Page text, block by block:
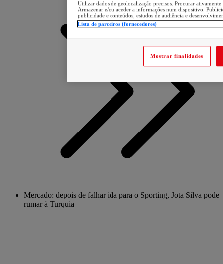
Mercado: depois de falhar ida para o Sporting, Jota Silva pode
rumar à Turquia
Utilizar dados de geolocalização precisos. Procurar
Armazenar e/ou aceder a informações num dispositivo.
publicidade e conteúdos, estudos de audiência e
Lista de parceiros (fornecedores)
Mostrar finalidades